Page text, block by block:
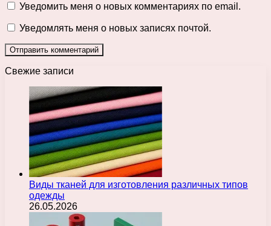
Уведомить меня о новых комментариях по email.
Уведомлять меня о новых записях почтой.
Свежие записи
Виды тканей для изготовления различных типов
одежды
26.05.2026